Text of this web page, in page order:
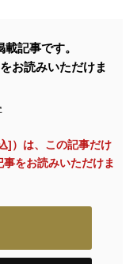
記事です。
お読みいただけま
]）は、この記事だけ
をお読みいただけま